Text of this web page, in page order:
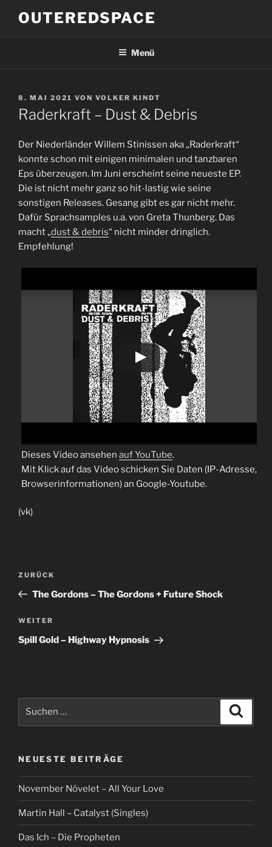
InhaltOUTEREDSPACE
Menü
VERÖFFENTLICHT
AM
8. MAI 2021 VON VOLKER KINDT
Raderkraft – Dust & Debris
Der Niederländer Willem Stinissen aka „Raderkraft“
konnte schon mit einigen minimalen und tanzbaren
Eps überzeugen. Im Juni erscheint seine neueste EP.
Die ist nicht mehr ganz so hit-lastig wie seine
sonstigen Releases. Gesang gibt es gar nicht mehr.
Dafür Sprachsamples u.a. von Greta Thunberg. Das
macht „dust & debris“ nicht minder dringlich.
Empfehlung!
Dieses Video ansehen auf YouTube.
Mit Klick auf das Video schicken Sie Daten (IP-Adresse,
Browserinformationen) an Google-Youtube.
(vk)
Beitragsnavigation
Vorheriger
Beitrag
ZURÜCK
The Gordons – The Gordons + Future Shock
Nächster
Beitrag
WEITER
Spill Gold – Highway Hypnosis
NEUESTE BEITRÄGE
November Növelet – All Your Love
Martin Hall – Catalyst (Singles)
Das Ich – Die Propheten